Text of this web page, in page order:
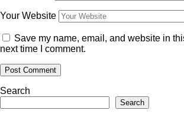
Your Website
Save my name, email, and website in
next time I comment.
Search
Search